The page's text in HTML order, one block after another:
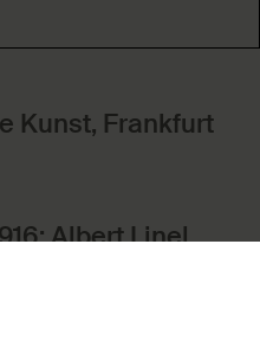
Kunst, Frankfurt
Albert Linel,